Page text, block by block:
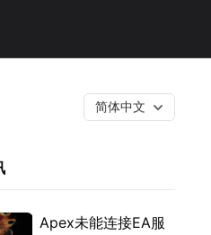
简体中文
Apex未能连接EA服